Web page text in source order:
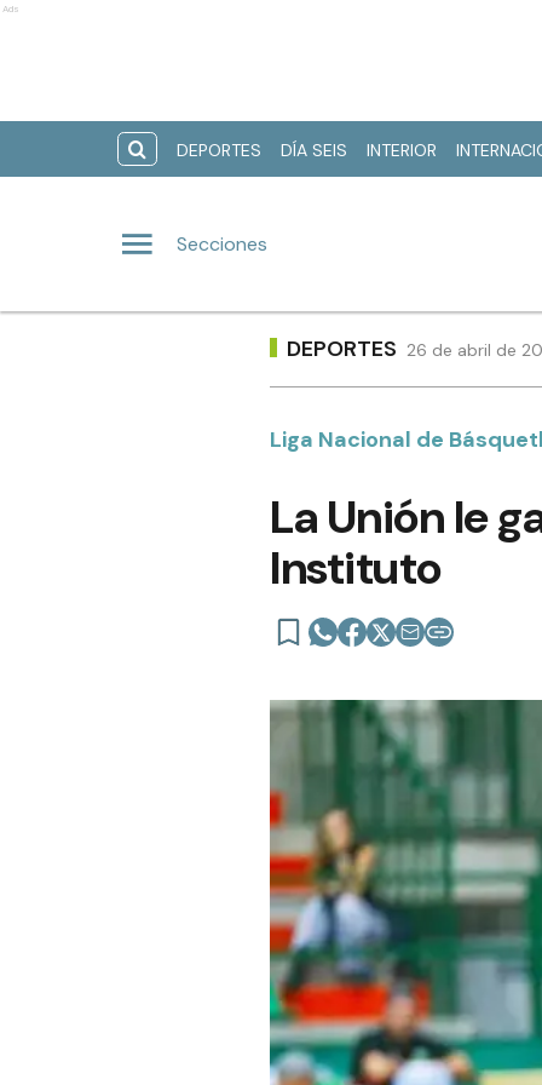
Ads
DEPORTES DÍA SEIS INTERIOR
Secciones
DEPORTES 26 de abril de
Liga Nacional de
La Unión le
Instituto